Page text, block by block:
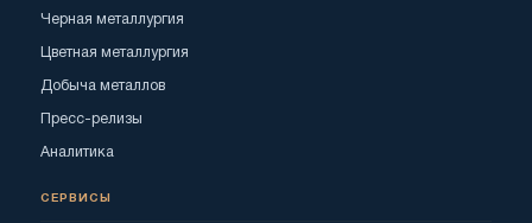
Черная металлургия
Цветная металлургия
Добыча металлов
Пресс-релизы
Аналитика
СЕРВИСЫ